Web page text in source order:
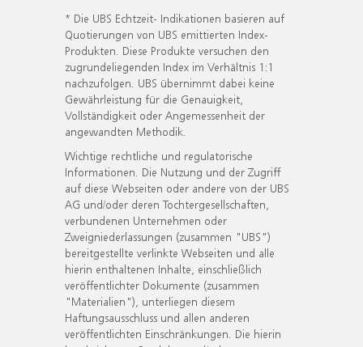
* Die UBS Echtzeit- Indikationen basieren auf
Quotierungen von UBS emittierten Index-
Produkten. Diese Produkte versuchen den
zugrundeliegenden Index im Verhältnis 1:1
nachzufolgen. UBS übernimmt dabei keine
Gewährleistung für die Genauigkeit,
Vollständigkeit oder Angemessenheit der
angewandten Methodik.
Wichtige rechtliche und regulatorische
Informationen. Die Nutzung und der Zugriff
auf diese Webseiten oder andere von der UBS
AG und/oder deren Tochtergesellschaften,
verbundenen Unternehmen oder
Zweigniederlassungen (zusammen "UBS")
bereitgestellte verlinkte Webseiten und alle
hierin enthaltenen Inhalte, einschließlich
veröffentlichter Dokumente (zusammen
"Materialien"), unterliegen diesem
Haftungsausschluss und allen anderen
veröffentlichten Einschränkungen. Die hierin